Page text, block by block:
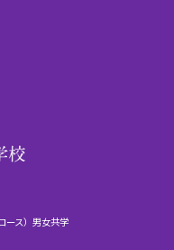
ース）男女共学